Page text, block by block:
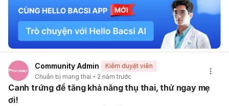
Community Admin
Kiểm duyệt viên
Chuẩn bị mang thai
2 năm trước
Canh trứng để tăng khả năng thụ thai, thử ngay mẹ
ơi!